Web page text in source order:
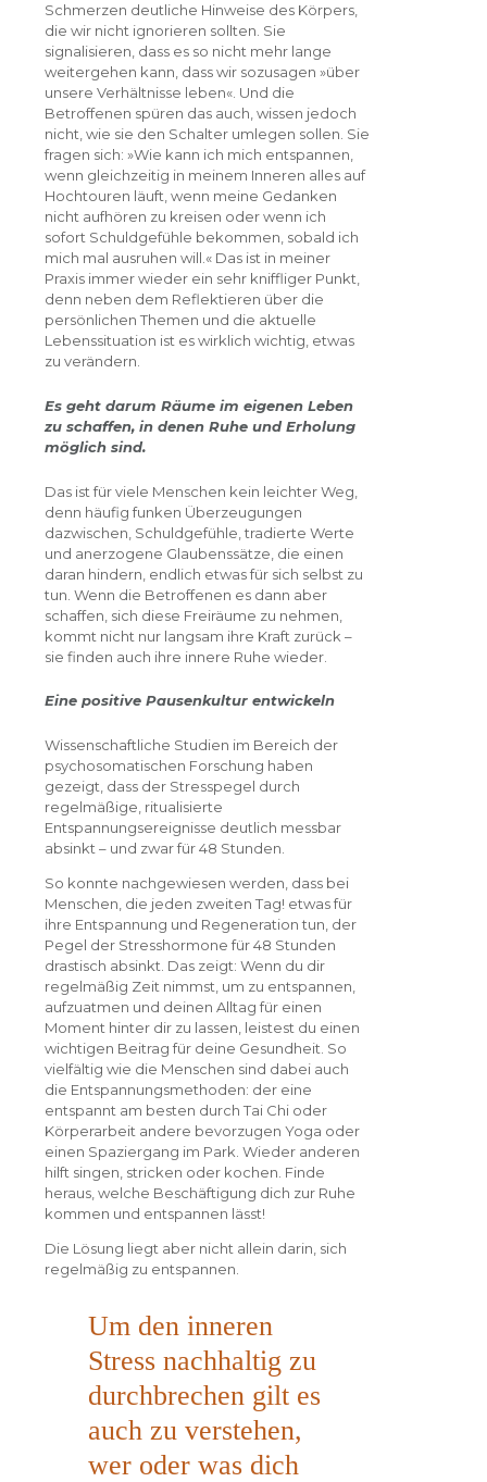
Schmerzen deutliche Hinweise des Körpers,
die wir nicht ignorieren sollten. Sie
signalisieren, dass es so nicht mehr lange
weitergehen kann, dass wir sozusagen »über
unsere Verhältnisse leben«. Und die
Betroffenen spüren das auch, wissen jedoch
nicht, wie sie den Schalter umlegen sollen. Sie
fragen sich: »Wie kann ich mich entspannen,
wenn gleichzeitig in meinem Inneren alles auf
Hochtouren läuft, wenn meine Gedanken
nicht aufhören zu kreisen oder wenn ich
sofort Schuldgefühle bekommen, sobald ich
mich mal ausruhen will.« Das ist in meiner
Praxis immer wieder ein sehr kniffliger Punkt,
denn neben dem Reflektieren über die
persönlichen Themen und die aktuelle
Lebenssituation ist es wirklich wichtig, etwas
zu verändern.
Es geht darum Räume im eigenen Leben
zu schaffen, in denen Ruhe und Erholung
möglich sind.
Das ist für viele Menschen kein leichter Weg,
denn häufig funken Überzeugungen
dazwischen, Schuldgefühle, tradierte Werte
und anerzogene Glaubenssätze, die einen
daran hindern, endlich etwas für sich selbst zu
tun. Wenn die Betroffenen es dann aber
schaffen, sich diese Freiräume zu nehmen,
kommt nicht nur langsam ihre Kraft zurück –
sie finden auch ihre innere Ruhe wieder.
Eine positive Pausenkultur entwickeln
Wissenschaftliche Studien im Bereich der
psychosomatischen Forschung haben
gezeigt, dass der Stresspegel durch
regelmäßige, ritualisierte
Entspannungsereignisse deutlich messbar
absinkt – und zwar für 48 Stunden.
So konnte nachgewiesen werden, dass bei
Menschen, die jeden zweiten Tag! etwas für
ihre Entspannung und Regeneration tun, der
Pegel der Stresshormone für 48 Stunden
drastisch absinkt. Das zeigt: Wenn du dir
regelmäßig Zeit nimmst, um zu entspannen,
aufzuatmen und deinen Alltag für einen
Moment hinter dir zu lassen, leistest du einen
wichtigen Beitrag für deine Gesundheit. So
vielfältig wie die Menschen sind dabei auch
die Entspannungsmethoden: der eine
entspannt am besten durch Tai Chi oder
Körperarbeit andere bevorzugen Yoga oder
einen Spaziergang im Park. Wieder anderen
hilft singen, stricken oder kochen. Finde
heraus, welche Beschäftigung dich zur Ruhe
kommen und entspannen lässt!
Die Lösung liegt aber nicht allein darin, sich
regelmäßig zu entspannen.
Um den inneren
Stress nachhaltig zu
durchbrechen gilt es
auch zu verstehen,
wer oder was dich